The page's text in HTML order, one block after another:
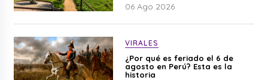
06 Ago 2026
VIRALES
¿Por qué es feriado el 6 de
agosto en Perú? Esta es la
historia